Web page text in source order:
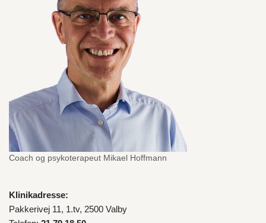
Coach og psykoterapeut Mikael Hoffmann
Klinikadresse:
Pakkerivej 11, 1.tv, 2500 Valby